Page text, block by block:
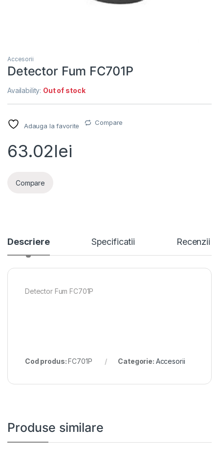
Accesorii
Detector Fum FC701P
Availability: Out of stock
Adauga la favorite Compare
63.02lei
Compare
Descriere Specificatii Recenzii
Detector Fum FC701P
Cod produs:FC701P Categorie: Accesorii
Produse similare